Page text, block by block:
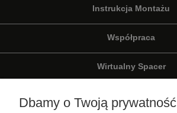
Instrukcja Montażu
Współpraca
Wirtualny Spacer
Dbamy o Twoją prywatność